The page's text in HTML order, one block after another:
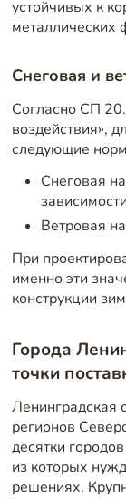
устойчивых к
металлических
Снеговая и
Согласно СП
воздействия»,
следующие
Снеговая
Ветровая
При
именно эти
конструкции
Города
точки
Ленинградская
регионов
десятки
из которых
решениях.